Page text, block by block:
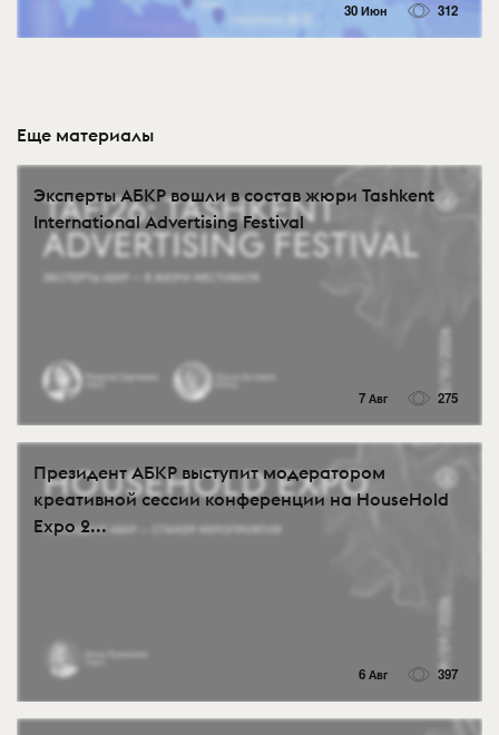
30 Июн 312
Еще материалы
Эксперты АБКР вошли в состав жюри Tashkent
International Advertising Festival
7 Авг 275
Президент АБКР выступит модератором
креативной сессии конференции на HouseHold
Expo 2...
6 Авг 397